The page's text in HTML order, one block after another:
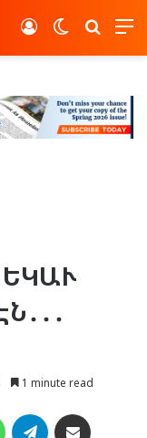
Switch skin
Log In
1 minute read
WhatsAppTelegram